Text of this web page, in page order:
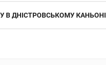
В ДНІСТРОВСЬКОМУ КАНЬОНІ